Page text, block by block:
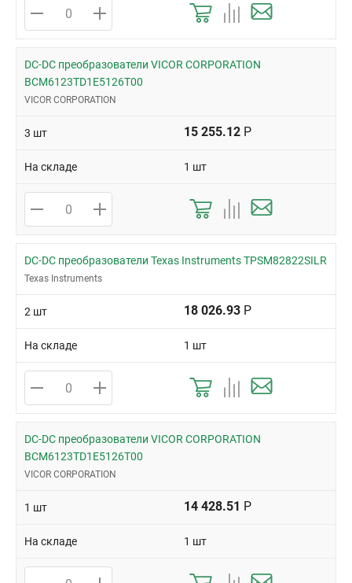
DC-DC преобразователи VICOR CORPORATION
BCM6123TD1E5126T00
VICOR CORPORATION
3 шт 15 255.12 Р
На складе 1 шт
DC-DC преобразователи Texas Instruments TPSM82822SILR
Texas Instruments
2 шт 18 026.93 Р
На складе 1 шт
DC-DC преобразователи VICOR CORPORATION
BCM6123TD1E5126T00
VICOR CORPORATION
1 шт 14 428.51 Р
На складе 1 шт